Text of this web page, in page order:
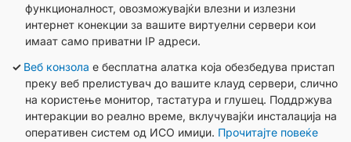
функционалност, овозможувајќи влезни и излезни
интернет конекции за вашите виртуелни сервери кои
имаат само приватни IP адреси.
Веб конзола е бесплатна алатка која обезбедува пристап
преку веб прелистувач до вашите клауд сервери, слично
на користење монитор, тастатура и глушец. Поддржува
интеракции во реално време, вклучувајќи инсталација на
оперативен систем од ИСО имиџи. Прочитајте повеќе